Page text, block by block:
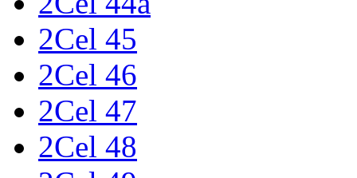
2Cel 45
2Cel 46
2Cel 47
2Cel 48